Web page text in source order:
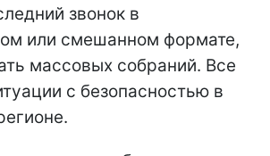
звонок в
или смешанном формате,
массовых собраний. Все
с безопасностью в